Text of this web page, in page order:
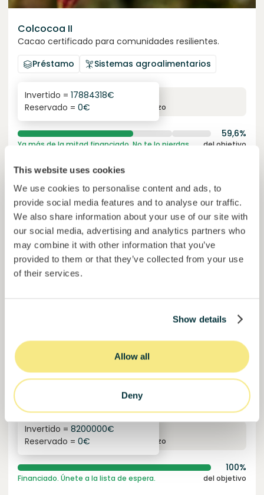
This website uses cookies
We use cookies to personalise content and ads, to
provide social media features and to analyse our traffic.
We also share information about your use of our site with
our social media, advertising and analytics partners who
may combine it with other information that you’ve
provided to them or that they’ve collected from your use
of their services.
Show details
Allow all
Deny
Colcocoa II
Cacao certificado para comunidades resilientes.
Préstamo
Sistemas agroalimentarios
6.1%
interés anual plazo
Invertido = 17884318€
Reservado = 0€
59,6%
Ya más de la mitad financiado. No te lo pierdas. del objetivo
Manizales
Financiado
Solcor Solar IX
Instalación solar para una empresa automovilística
Energía sostenible
6.1%
interés anual plazo
Invertido = 8200000€
Reservado = 0€
100%
Financiado. Únete a la lista de espera. del objetivo